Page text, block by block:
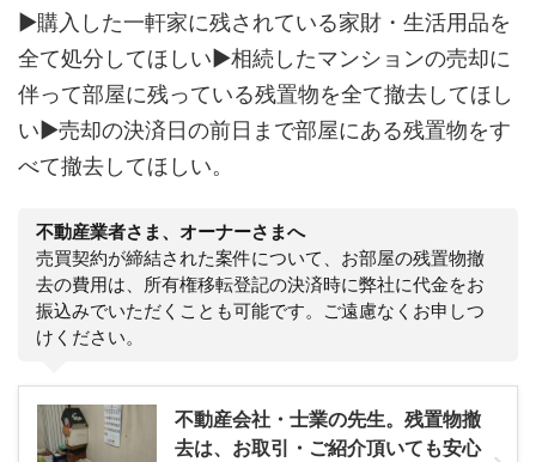
▶購入した一軒家に残されている家財・生活用品を
全て処分してほしい▶相続したマンションの売却に
伴って部屋に残っている残置物を全て撤去してほし
い▶売却の決済日の前日まで部屋にある残置物をす
べて撤去してほしい。
不動産業者さま、オーナーさまへ
売買契約が締結された案件について、お部屋の残置物撤
去の費用は、所有権移転登記の決済時に弊社に代金をお
振込みでいただくことも可能です。ご遠慮なくお申しつ
けください。
不動産会社・士業の先生。残置物撤
去は、お取引・ご紹介頂いても安心